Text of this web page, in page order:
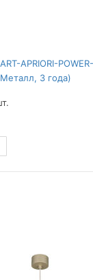
APRIORI-
3 года)